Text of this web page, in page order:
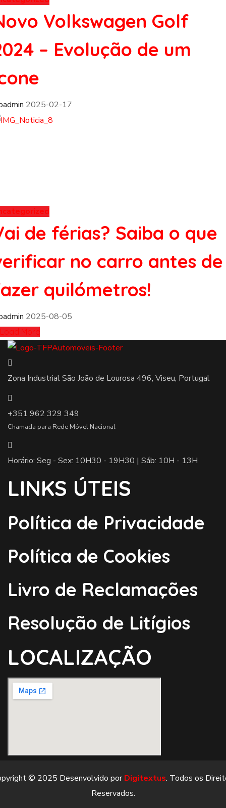
Volkswagen Golf
– Evolução de um
2025-02-17
de férias? Saiba o que
no carro antes de
quilómetros!
2025-08-05
Load More
Zona Industrial São João de Lourosa 496, Viseu, Portugal
+351 962 329 349
Chamada para Rede Móvel Nacional
Horário: Seg - Sex: 10H30 - 19H30 | Sáb: 10H - 13H
LINKS ÚTEIS
Política de Privacidade
Política de Cookies
Livro de Reclamações
Resolução de Litígios
LOCALIZAÇÃO
© 2025 Desenvolvido porDigitextus. Todos os
Reservados.